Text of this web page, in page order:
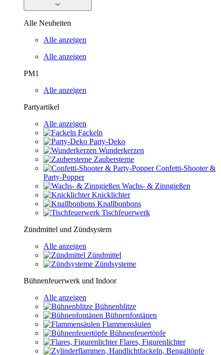
Alle Neuheiten
Alle anzeigen
Alle anzeigen
PM1
Alle anzeigen
Partyartikel
Alle anzeigen
Fackeln
Party-Deko
Wunderkerzen
Zaubersterne
Confetti-Shooter &
Party-Popper
Wachs- & Zinngießen
Knicklichter
Knallbonbons
Tischfeuerwerk
Zündmittel und Zündsystem
Alle anzeigen
Zündmittel
Zündsysteme
Bühnenfeuerwerk und Indoor
Alle anzeigen
Bühnenblitze
Bühnenfontänen
Flammensäulen
Bühnenfeuertöpfe
Flares, Figurenlichter